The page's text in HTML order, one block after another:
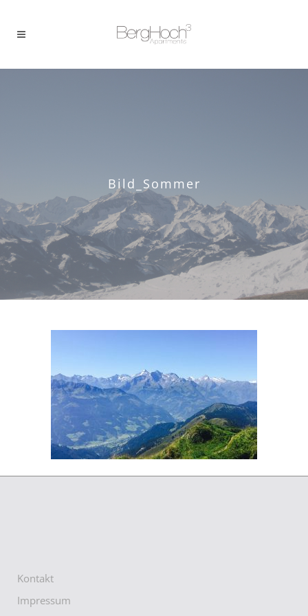
Bild_Sommer
Kontakt
Impressum